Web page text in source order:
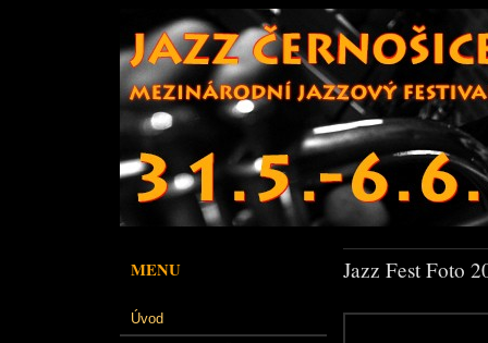
MENU
Úvod
Jazz Fest Foto